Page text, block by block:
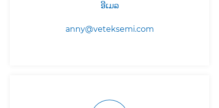
ອີເມລ
anny@veteksemi.com